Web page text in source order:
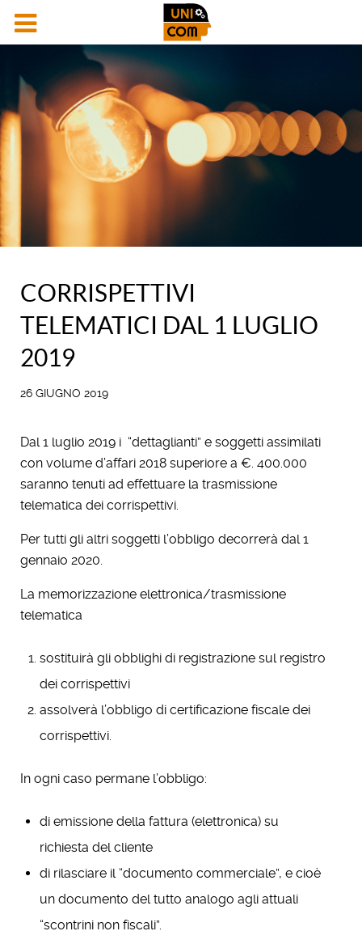
CORRISPETTIVI
TELEMATICI DAL 1 LUGLIO
2019
26 GIUGNO 2019
Dal 1 luglio 2019 i “dettaglianti” e soggetti assimilati
con volume d’affari 2018 superiore a €. 400.000
saranno tenuti ad effettuare la trasmissione
telematica dei corrispettivi.
Per tutti gli altri soggetti l’obbligo decorrerà dal 1
gennaio 2020.
La memorizzazione elettronica/trasmissione
telematica
sostituirà gli obblighi di registrazione sul registro
dei corrispettivi
assolverà l’obbligo di certificazione fiscale dei
corrispettivi.
In ogni caso permane l’obbligo:
di emissione della fattura (elettronica) su
richiesta del cliente
di rilasciare il “documento commerciale”, e cioè
un documento del tutto analogo agli attuali
“scontrini non fiscali”.